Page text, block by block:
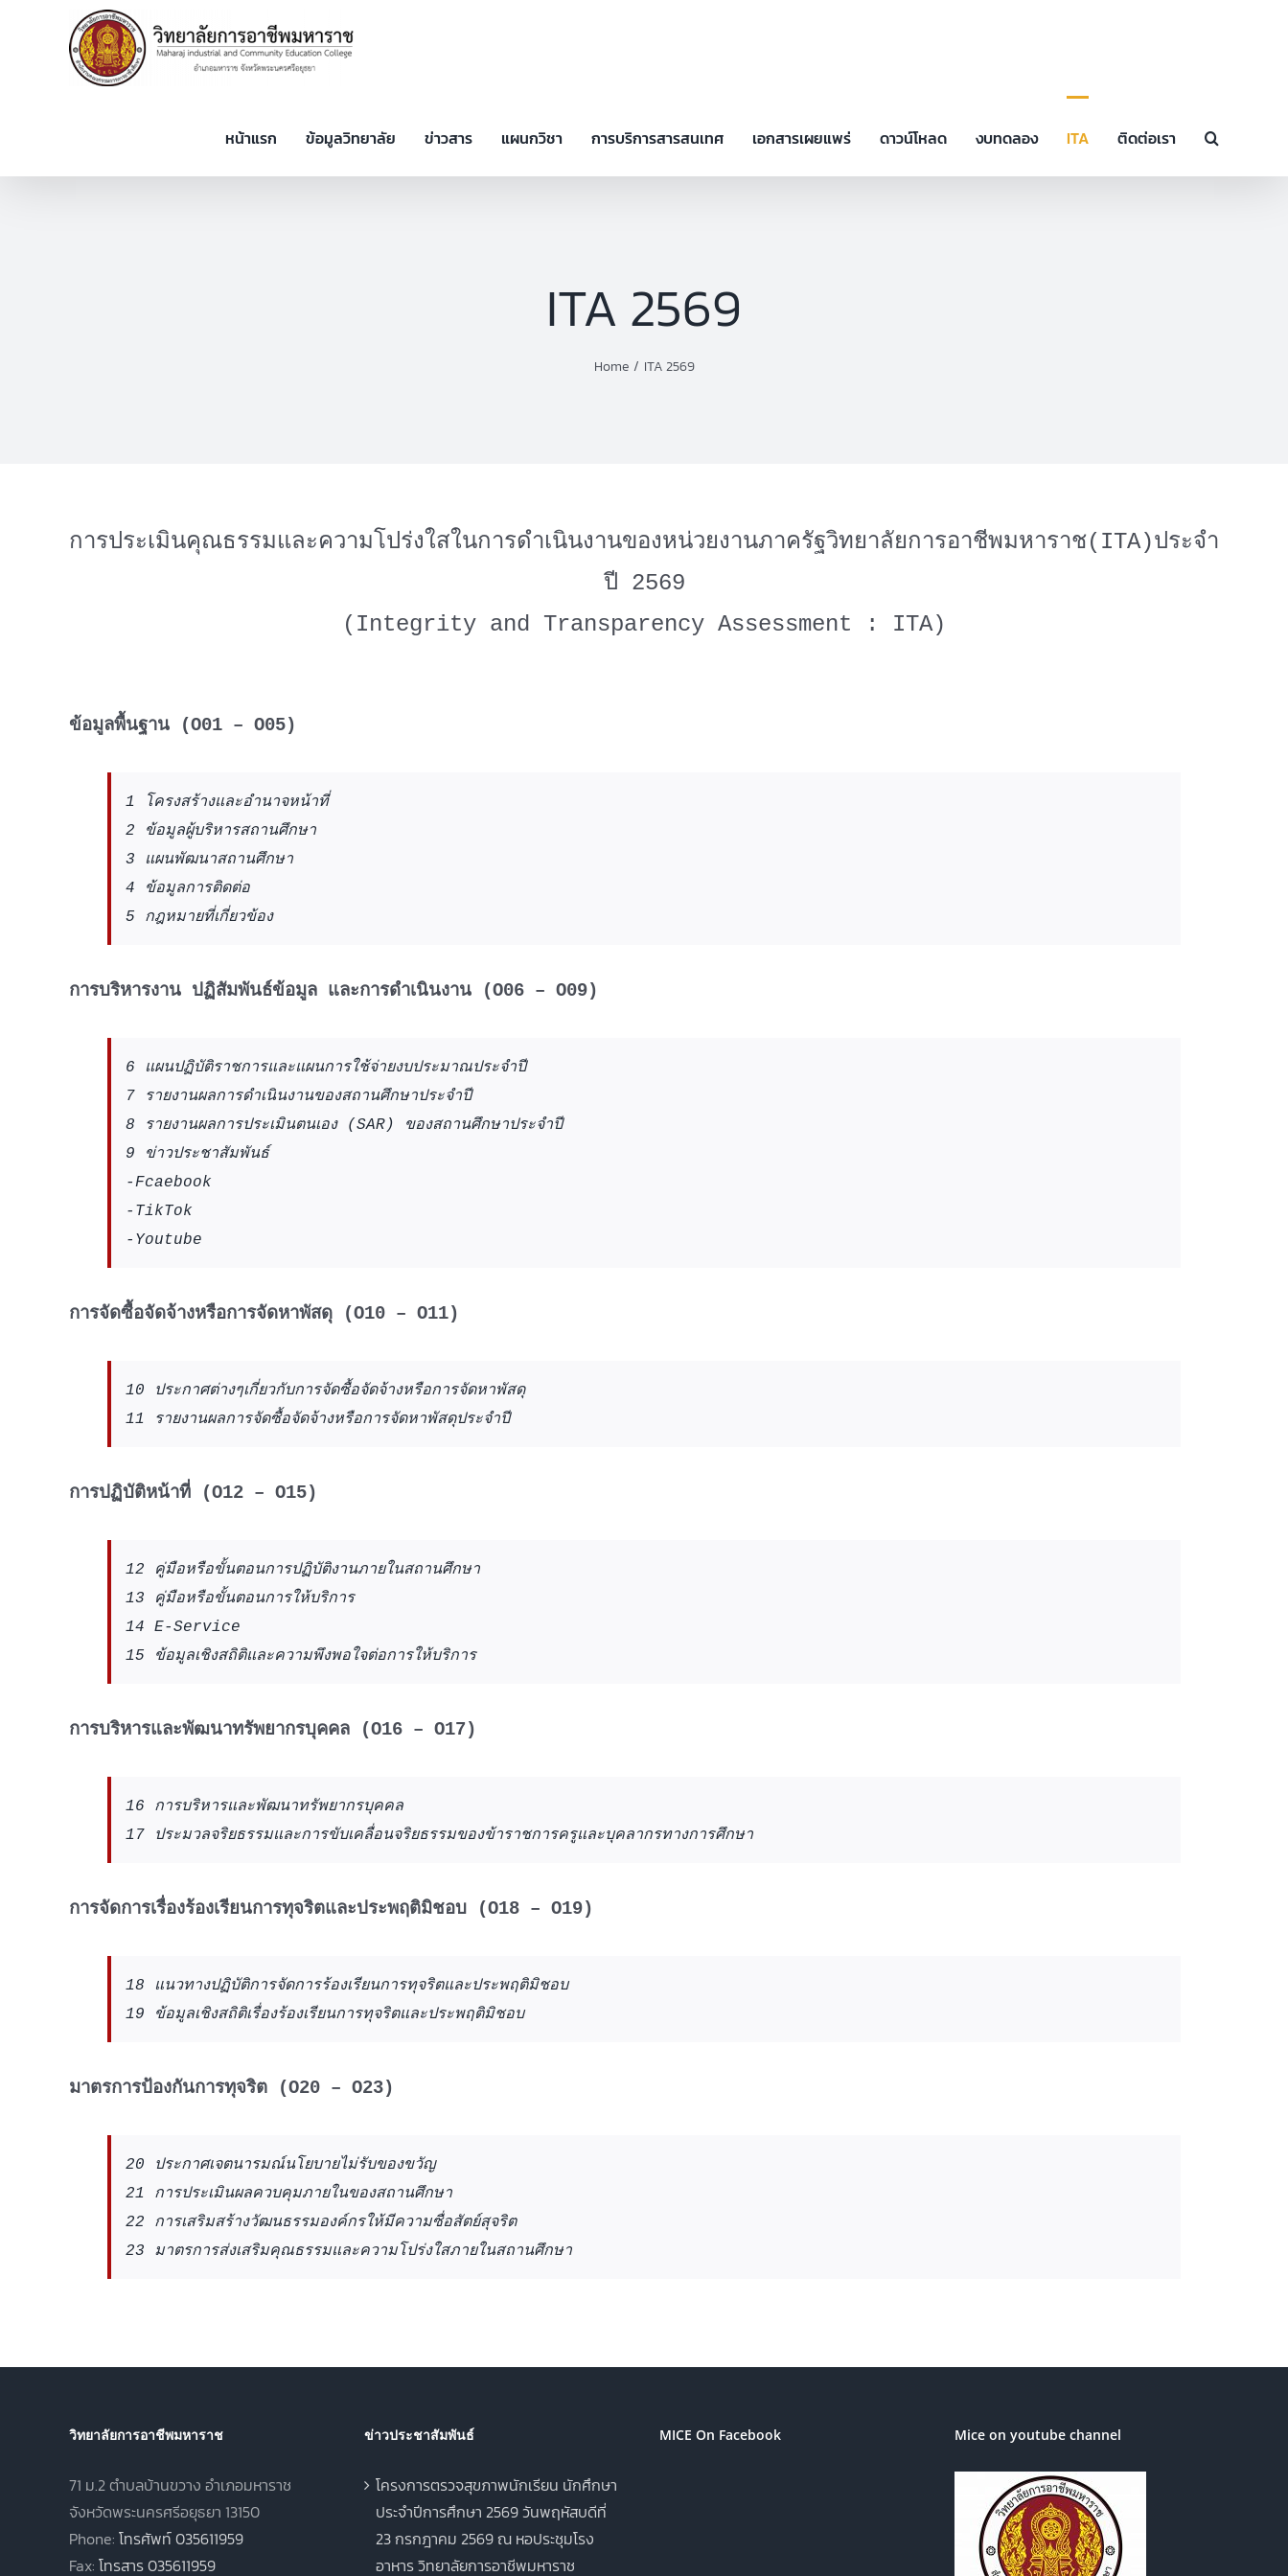
หน้าแรก ข้อมูลวิทยาลัย ข่าวสาร แผนกวิชา การบริการสารสนเทศ เอกสารเผยแพร่ ดาวน์โหลด งบทดลอง ITA ติดต่อเรา
ITA 2569
Home ITA 2569
การประเมินคุณธรรมและความโปร่งใสในการดำเนินงานของหน่วยงานภาครัฐวิทยาลัยการอาชีพมหาราช(ITA)ประจำ
ปี 2569
(Integrity and Transparency Assessment : ITA)
ข้อมูลพื้นฐาน (O01 – O05)
1 โครงสร้างและอำนาจหน้าที่
2 ข้อมูลผู้บริหารสถานศึกษา
3 แผนพัฒนาสถานศึกษา
4 ข้อมูลการติดต่อ
5 กฎหมายที่เกี่ยวข้อง
การบริหารงาน ปฏิสัมพันธ์ข้อมูล และการดำเนินงาน (O06 – O09)
6 แผนปฏิบัติราชการและแผนการใช้จ่ายงบประมาณประจำปี
7 รายงานผลการดำเนินงานของสถานศึกษาประจำปี
8 รายงานผลการประเมินตนเอง (SAR) ของสถานศึกษาประจำปี
9 ข่าวประชาสัมพันธ์
-Fcaebook
-TikTok
-Youtube
การจัดซื้อจัดจ้างหรือการจัดหาพัสดุ (O10 – O11)
10 ประกาศต่างๆเกี่ยวกับการจัดซื้อจัดจ้างหรือการจัดหาพัสดุ
11 รายงานผลการจัดซื้อจัดจ้างหรือการจัดหาพัสดุประจำปี
การปฏิบัติหน้าที่ (O12 – O15)
12 คู่มือหรือขั้นตอนการปฏิบัติงานภายในสถานศึกษา
13 คู่มือหรือขั้นตอนการให้บริการ
14 E-Service
15 ข้อมูลเชิงสถิติและความพึงพอใจต่อการให้บริการ
การบริหารและพัฒนาทรัพยากรบุคคล (O16 – O17)
16 การบริหารและพัฒนาทรัพยากรบุคคล
17 ประมวลจริยธรรมและการขับเคลื่อนจริยธรรมของข้าราชการครูและบุคลากรทางการศึกษา
การจัดการเรื่องร้องเรียนการทุจริตและประพฤติมิชอบ (O18 – O19)
18 แนวทางปฏิบัติการจัดการร้องเรียนการทุจริตและประพฤติมิชอบ
19 ข้อมูลเชิงสถิติเรื่องร้องเรียนการทุจริตและประพฤติมิชอบ
มาตรการป้องกันการทุจริต (O20 – O23)
20 ประกาศเจตนารมณ์นโยบายไม่รับของขวัญ
21 การประเมินผลควบคุมภายในของสถานศึกษา
22 การเสริมสร้างวัฒนธรรมองค์กรให้มีความซื่อสัตย์สุจริต
23 มาตรการส่งเสริมคุณธรรมและความโปร่งใสภายในสถานศึกษา
วิทยาลัยการอาชีพมหาราช
71 ม.2 ตำบลบ้านขวาง อำเภอมหาราช
จังหวัดพระนครศรีอยุธยา 13150
Phone: โทรศัพท์ 035611959
Fax: โทรสาร 035611959
ข่าวประชาสัมพันธ์
โครงการตรวจสุขภาพนักเรียน นักศึกษา
ประจำปีการศึกษา 2569 วันพฤหัสบดีที่
23 กรกฎาคม 2569 ณ หอประชุมโรง
อาหาร วิทยาลัยการอาชีพมหาราช
MICE On Facebook Mice on youtube channel